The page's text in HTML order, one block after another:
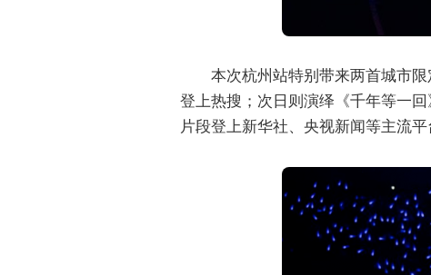
本次杭州站特别带来两首城市
登上热搜；次日则演绎《千年等一
片段登上新华社、央视新闻等主流平